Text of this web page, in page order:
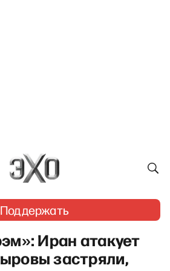
Поддержать
Иран атакует
застряли,